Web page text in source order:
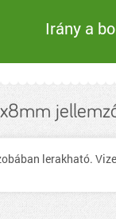
Irány a
lerakható.